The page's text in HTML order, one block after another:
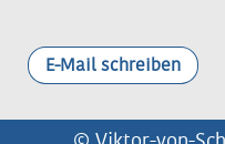
E-Mail schreiben